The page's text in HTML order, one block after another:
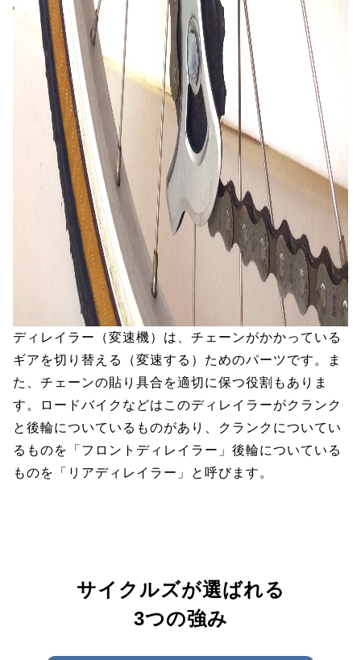
ディレイラー（変速機）は、チェーンがかかっている
ギアを切り替える（変速する）ためのパーツです。ま
た、チェーンの貼り具合を適切に保つ役割もありま
す。ロードバイクなどはこのディレイラーがクランク
と後輪についているものがあり、クランクについてい
るものを「フロントディレイラー」後輪についている
ものを「リアディレイラー」と呼びます。
サイクルズが選ばれる
3つの強み